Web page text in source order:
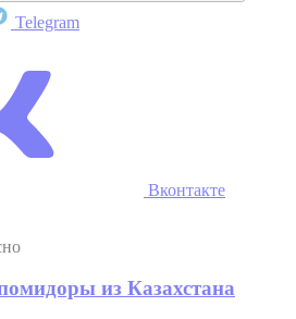
Telegram
Вконтакте
из Казахстана